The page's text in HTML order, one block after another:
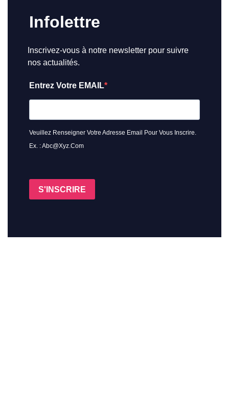
Infolettre
Inscrivez-vous à notre newsletter pour suivre
nos actualités.
Entrez Votre EMAIL
Veuillez Renseigner Votre Adresse Email Pour Vous Inscrire.
Ex. : Abc@xyz.com
S'INSCRIRE